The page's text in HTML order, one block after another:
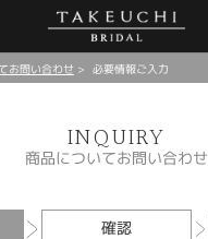
お問い合わせ 必要情報ご入力
INQUIRY
商品についてお問い合わせ
確認